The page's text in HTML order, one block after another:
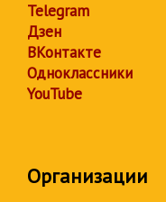
Telegram
Дзен
ВКонтакте
Одноклассники
YouTube
Организации